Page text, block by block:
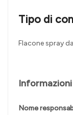
Tipo di
Flacone spray
Nome